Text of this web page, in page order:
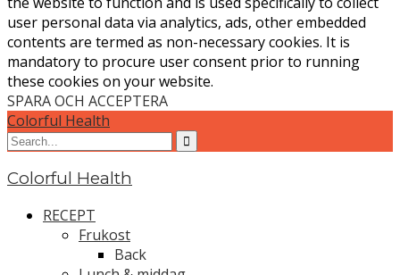
user personal data via analytics, ads, other embedded
contents are termed as non-necessary cookies. It is
mandatory to procure user consent prior to running
these cookies on your website.
SPARA OCH ACCEPTERA
Colorful Health
Colorful Health
RECEPT
Frukost
Back